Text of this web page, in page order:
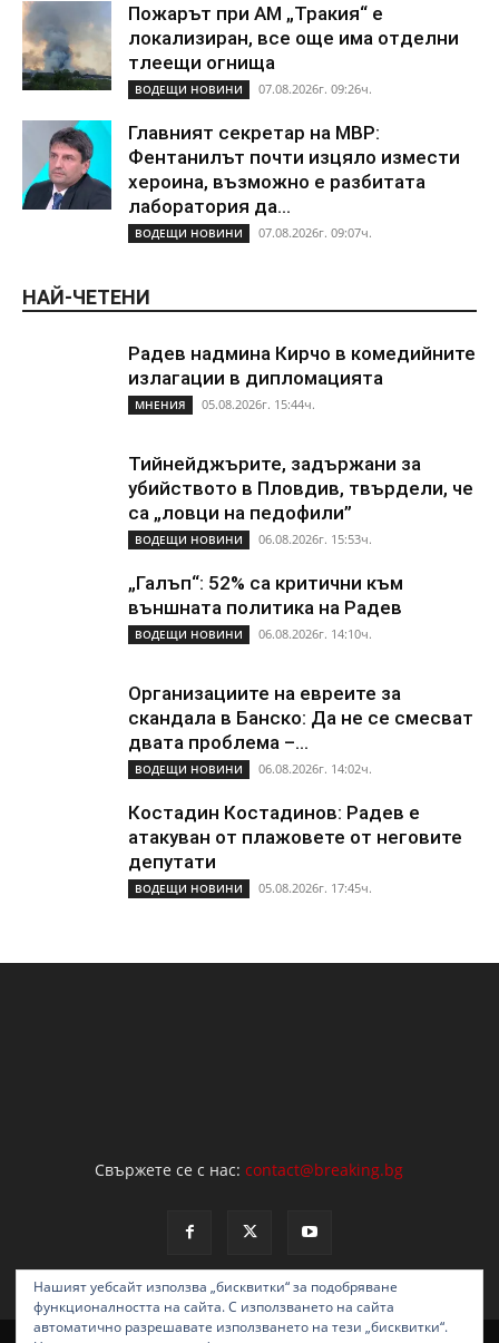
Пожарът при АМ „Тракия“ е
локализиран, все още има отделни
тлеещи огнища
ВОДЕЩИ НОВИНИ 07.08.2026г. 09:26ч.
Главният секретар на МВР:
Фентанилът почти изцяло измести
хероина, възможно е разбитата
лаборатория да...
ВОДЕЩИ НОВИНИ 07.08.2026г. 09:07ч.
НАЙ-ЧЕТЕНИ
Радев надмина Кирчо в комедийните
излагации в дипломацията
МНЕНИЯ 05.08.2026г. 15:44ч.
Тийнейджърите, задържани за
убийството в Пловдив, твърдели, че
са „ловци на педофили”
ВОДЕЩИ НОВИНИ 06.08.2026г. 15:53ч.
„Галъп“: 52% са критични към
външната политика на Радев
ВОДЕЩИ НОВИНИ 06.08.2026г. 14:10ч.
Организациите на евреите за
скандала в Банско: Да не се смесват
двата проблема –...
ВОДЕЩИ НОВИНИ 06.08.2026г. 14:02ч.
Костадин Костадинов: Радев е
атакуван от плажoвете от неговите
депутати
ВОДЕЩИ НОВИНИ 05.08.2026г. 17:45ч.
Свържете се с нас:contact@breaking.bg
Нашият уебсайт използва „бисквитки“ за подобряване
функционалността на сайта. С използването на сайта
автоматично разрешавате използването на тези „бисквитки“.